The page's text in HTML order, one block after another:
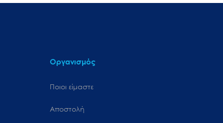
Οργανισμός
Ποιοι είμαστε
Αποστολή